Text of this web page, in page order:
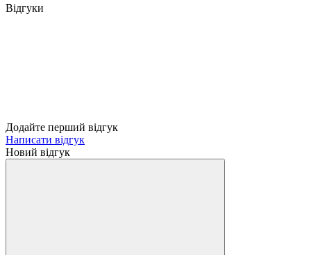
Відгуки
Додайте перший відгук
Написати відгук
Новий відгук